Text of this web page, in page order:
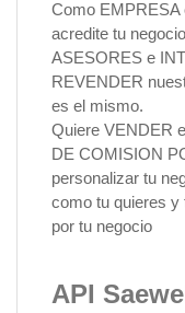
Como EMPRESA
acredite tu
ASESORES e
REVENDER
es el mismo.
Quiere VENDER
DE COMISION
personalizar tu
como tu quieres y
por tu negocio
API